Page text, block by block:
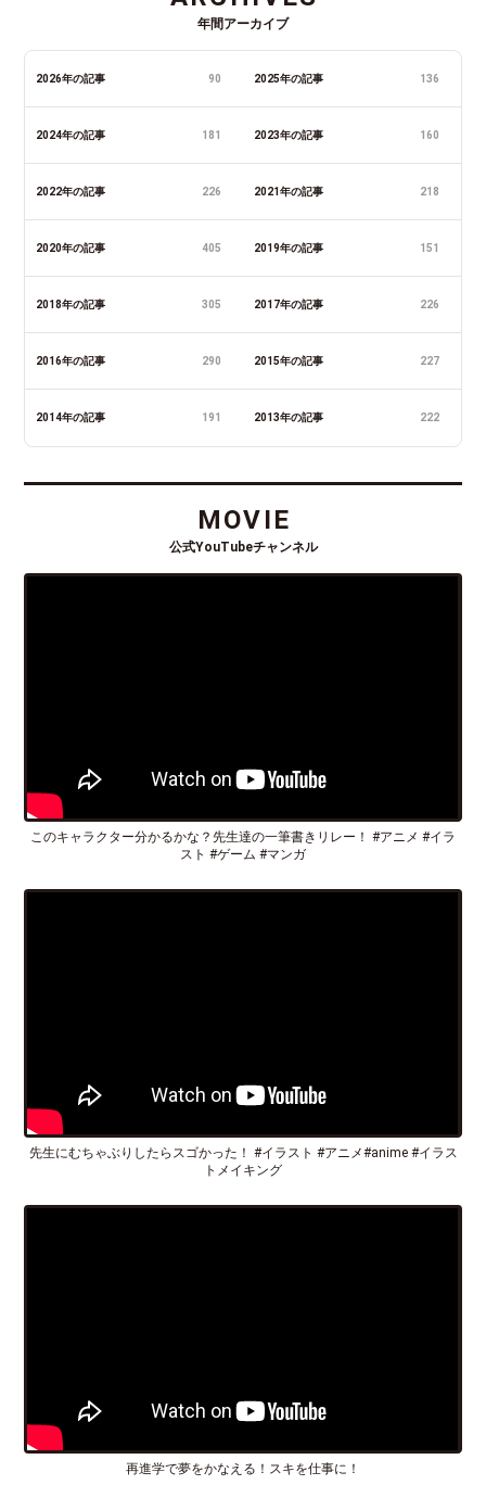
年間アーカイブ
2026年の記事 90 2025年の記事 136
2024年の記事 181 2023年の記事 160
2022年の記事 226 2021年の記事 218
2020年の記事 405 2019年の記事 151
2018年の記事 305 2017年の記事 226
2016年の記事 290 2015年の記事 227
2014年の記事 191 2013年の記事 222
MOVIE
公式YouTubeチャンネル
このキャラクター分かるかな？先生達の一筆書きリレー！ #アニメ #イラ
スト #ゲーム #マンガ
先生にむちゃぶりしたらスゴかった！ #イラスト #アニメ#anime #イラス
トメイキング
再進学で夢をかなえる！スキを仕事に！